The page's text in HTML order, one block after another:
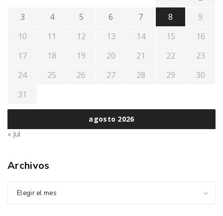
agosto 2026
3
4 5 6 7 8
9
10
11 12 13 14 15
16
17
18 19 20 21 22
23
24
25 26 27 28 29
30
31
« Jul
Archivos
Elegir el mes